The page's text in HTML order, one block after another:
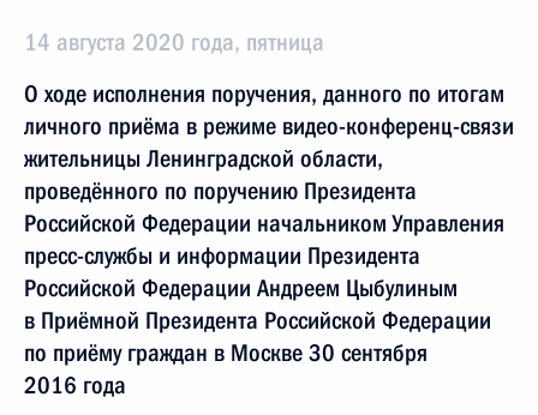
14 августа 2020 года, пятница
О ходе исполнения поручения, данного по итогам
личного приёма в режиме видео-конференц-связи
жительницы Ленинградской области,
проведённого по поручению Президента
Российской Федерации начальником Управления
пресс-службы и информации Президента
Российской Федерации Андреем Цыбулиным
в Приёмной Президента Российской Федерации
по приёму граждан в Москве 30 сентября
2016 года